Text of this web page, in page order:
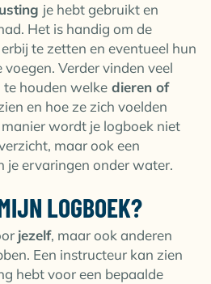
je hebt gebruikt en
Het is handig om de
te zetten en eventueel hun
Verder vinden veel
te houden welke dieren of
en hoe ze zich voelden
wordt je logboek niet
maar ook een
je ervaringen onder water.
LOGBOEK?
jezelf, maar ook anderen
Een instructeur kan zien
hebt voor een bepaalde